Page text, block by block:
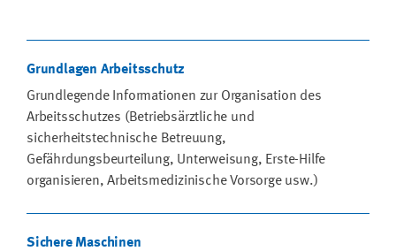
Grundlagen Arbeitsschutz
Grundlegende Informationen zur Organisation des
Arbeitsschutzes (Betriebsärztliche und
sicherheitstechnische Betreuung,
Gefährdungsbeurteilung, Unterweisung, Erste-Hilfe
organisieren, Arbeitsmedizinische Vorsorge usw.)
Sichere Maschinen